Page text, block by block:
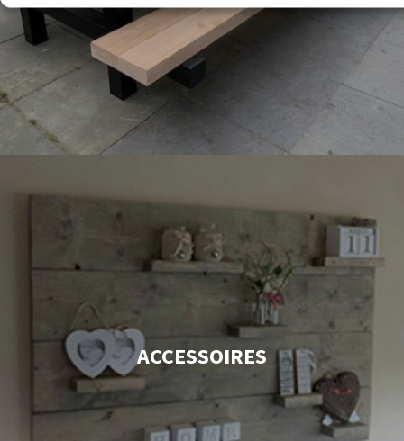
ACCESSOIRES